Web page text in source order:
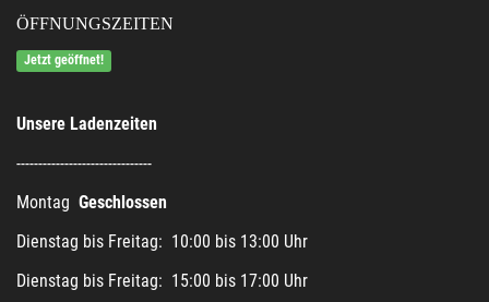
ÖFFNUNGSZEITEN
Jetzt geöffnet!
Unsere Ladenzeiten
-------------------------------
Montag Geschlossen
Dienstag bis Freitag: 10:00 bis 13:00 Uhr
Dienstag bis Freitag: 15:00 bis 17:00 Uhr